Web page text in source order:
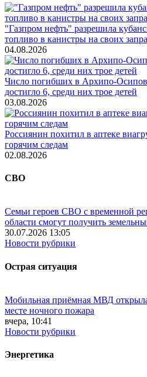
"Газпром нефть" разрешила
топливо в канистры на своих
04.08.2026
Число погибших в Архипо-
достигло 6, среди них трое детей
03.08.2026
Россиянин похитил в аптеке
горячим следам
02.08.2026
СВО
Семьи героев СВО с временной
области смогут получить
30.07.2026 13:05
Новости рубрики
Острая ситуация
Мобильная приёмная МВД
месте ночного пожара
вчера, 10:41
Новости рубрики
Энергетика